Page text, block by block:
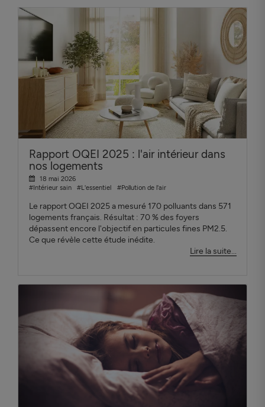
Rapport OQEI 2025 : l'air intérieur dans
nos logements
18 mai 2026
#Intérieur sain
#L'essentiel #Pollution de l'air
Le rapport OQEI 2025 a mesuré 170 polluants dans 571
logements français. Résultat : 70 % des foyers
dépassent encore l'objectif en particules fines PM2.5.
Ce que révèle cette étude inédite.
Lire la suite...